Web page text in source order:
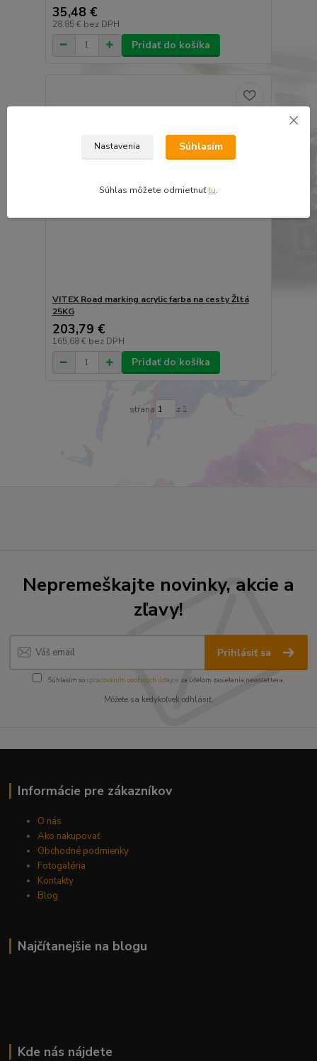
35,48 €
28,85 € bez DPH
Pridať do košíka
VITEX Road marking acrylic farba na cesty Žltá
25KG
203,79 €
165,68 € bez DPH
Pridať do košíka
strana z 1
Nepremeškajte novinky, akcie a
zľavy!
Prihlásiť sa
Súhlasím sospracovaním osobných údajov za účelom zasielania newslettera.
Môžete sa kedykoľvek odhlásiť.
Informácie pre zákazníkov
O nás
Ako nakupovať
Obchodné podmienky
Fotogaléria
Kontakty
Blog
Najčítanejšie na blogu
Kde nás nájdete
Nastavenia Súhlasím
Súhlas môžete odmietnuťtu.